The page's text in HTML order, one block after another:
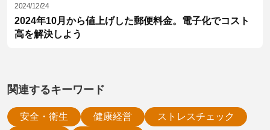
2024/12/24
2024年10月から値上げした郵便料金。電子化でコスト
高を解決しよう
関連するキーワード
安全・衛生 健康経営
ストレスチェック